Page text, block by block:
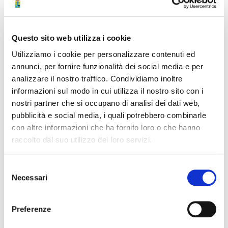
Questo sito web utilizza i cookie
Utilizziamo i cookie per personalizzare contenuti ed
annunci, per fornire funzionalità dei social media e per
analizzare il nostro traffico. Condividiamo inoltre
informazioni sul modo in cui utilizza il nostro sito con i
nostri partner che si occupano di analisi dei dati web,
pubblicità e social media, i quali potrebbero combinarle
con altre informazioni che ha fornito loro o che hanno
raccolto dal suo utilizzo dei loro servizi.
delNecessari
Preferenze
ribassabili)
Ulteriori informazioni
Procedura telematica
Struttura di riferimento
Area Amministrativa
CUC e convenzioni